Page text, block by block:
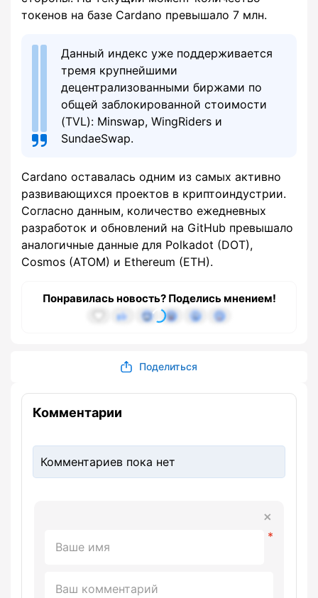
токенов на базе Cardano превышало 7 млн.
Данный индекс уже поддерживается
тремя крупнейшими
децентрализованными биржами по
общей заблокированной стоимости
(TVL): Minswap, WingRiders и
SundaeSwap.
Cardano оставалась одним из самых активно
развивающихся проектов в криптоиндустрии.
Согласно данным, количество ежедневных
разработок и обновлений на GitHub превышало
аналогичные данные для Polkadot (DOT),
Cosmos (ATOM) и Ethereum (ETH).
Понравилась новость? Поделись мнением!
Поделиться
Комментарии
Комментариев пока нет